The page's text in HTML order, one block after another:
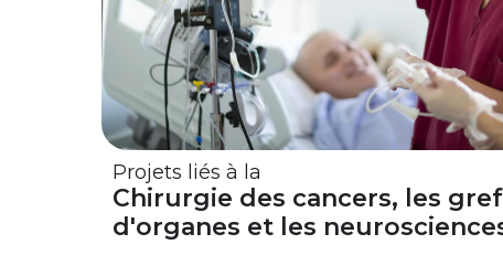
Projets liés à la
Chirurgie des cancers, les
d'organes et les